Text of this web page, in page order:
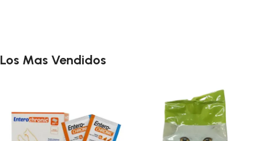
Los Mas Vendidos